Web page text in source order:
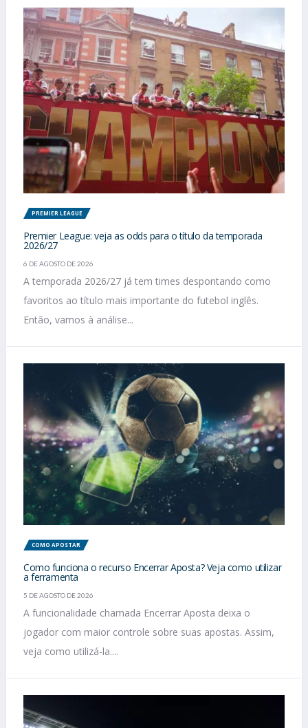
PREMIER LEAGUE
Premier League: veja as odds para o título da temporada
2026/27
6 DE AGOSTO DE 2026
A temporada 2026/27 já tem times despontando como
favoritos ao título mais importante do futebol inglês.
Então, vamos à análise...
COMO APOSTAR
Como funciona o recurso Encerrar Aposta? Veja como utilizar
a ferramenta
5 DE AGOSTO DE 2026
A funcionalidade chamada Encerrar Aposta deixa o
jogador com maior controle sobre suas apostas. Assim,
veja como utilizá-la....